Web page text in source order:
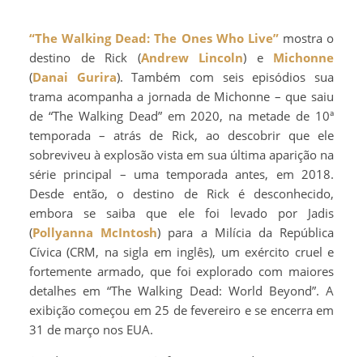
“The Walking Dead: The Ones Who Live”mostra o
destino de Rick (Andrew Lincoln) e Michonne
(Danai Gurira). Também com seis episódios sua
trama acompanha a jornada de Michonne – que saiu
de “The Walking Dead” em 2020, na metade de 10ª
temporada – atrás de Rick, ao descobrir que ele
sobreviveu à explosão vista em sua última aparição na
série principal – uma temporada antes, em 2018.
Desde então, o destino de Rick é desconhecido,
embora se saiba que ele foi levado por Jadis
(Pollyanna McIntosh) para a Milícia da República
Cívica (CRM, na sigla em inglês), um exército cruel e
fortemente armado, que foi explorado com maiores
detalhes em “The Walking Dead: World Beyond”. A
exibição começou em 25 de fevereiro e se encerra em
31 de março nos EUA.